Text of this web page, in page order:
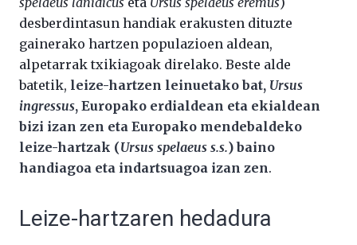
desberdintasun handiak erakusten dituzte
gainerako hartzen populazioen aldean,
alpetarrak txikiagoak direlako. Beste alde
batetik, leize-hartzen leinuetako bat, Ursus
ingressus, Europako erdialdean eta ekialdean
bizi izan zen eta Europako mendebaldeko
leize-hartzak (Ursus spelaeus s.s.) baino
handiagoa eta indartsuagoa izan zen.
Leize-hartzaren hedadura